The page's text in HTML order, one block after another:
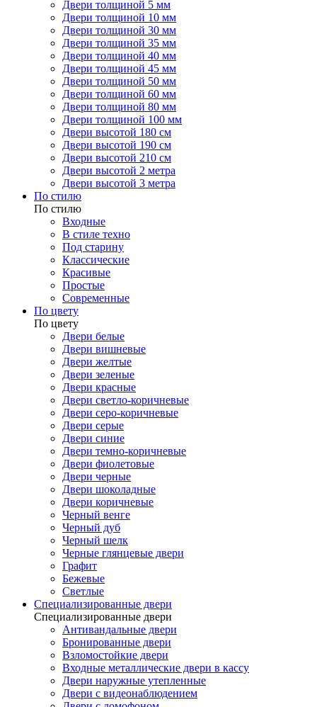
Двери толщиной 5 мм
Двери толщиной 10 мм
Двери толщиной 30 мм
Двери толщиной 35 мм
Двери толщиной 40 мм
Двери толщиной 45 мм
Двери толщиной 50 мм
Двери толщиной 60 мм
Двери толщиной 80 мм
Двери толщиной 100 мм
Двери высотой 180 см
Двери высотой 190 см
Двери высотой 210 см
Двери высотой 2 метра
Двери высотой 3 метра
По стилю
По стилю
Входные
В стиле техно
Под старину
Классические
Красивые
Простые
Современные
По цвету
По цвету
Двери белые
Двери вишневые
Двери желтые
Двери зеленые
Двери красные
Двери светло-коричневые
Двери серо-коричневые
Двери серые
Двери синие
Двери темно-коричневые
Двери фиолетовые
Двери черные
Двери шоколадные
Двери коричневые
Черный венге
Черный дуб
Черный шелк
Черные глянцевые двери
Графит
Бежевые
Светлые
Специализированные двери
Специализированные двери
Антивандальные двери
Бронированные двери
Взломостойкие двери
Входные металлические двери в кассу
Двери наружные утепленные
Двери с видеонаблюдением